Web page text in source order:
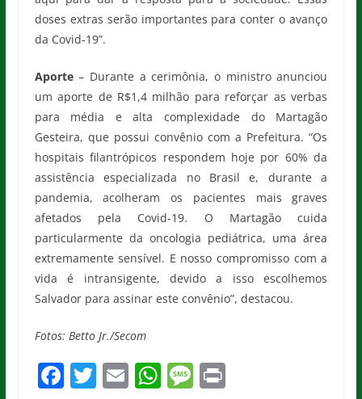
doses extras serão importantes para conter o avanço
da Covid-19”.
Aporte– Durante a cerimônia, o ministro anunciou
um aporte de R$1,4 milhão para reforçar as verbas
para média e alta complexidade do Martagão
Gesteira, que possui convênio com a Prefeitura. “Os
hospitais filantrópicos respondem hoje por 60% da
assistência especializada no Brasil e, durante a
pandemia, acolheram os pacientes mais graves
afetados pela Covid-19. O Martagão cuida
particularmente da oncologia pediátrica, uma área
extremamente sensível. E nosso compromisso com a
vida é intransigente, devido a isso escolhemos
Salvador para assinar este convênio”, destacou.
Fotos: Betto Jr./Secom
F T E W M Pr